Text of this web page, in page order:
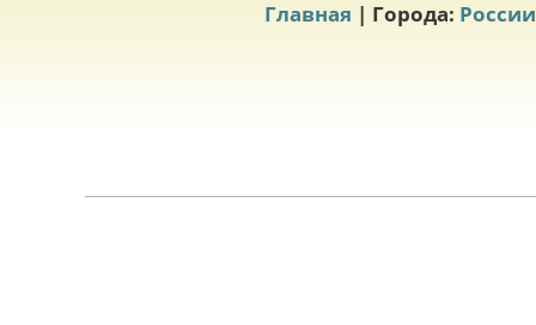
Главная | Города: России